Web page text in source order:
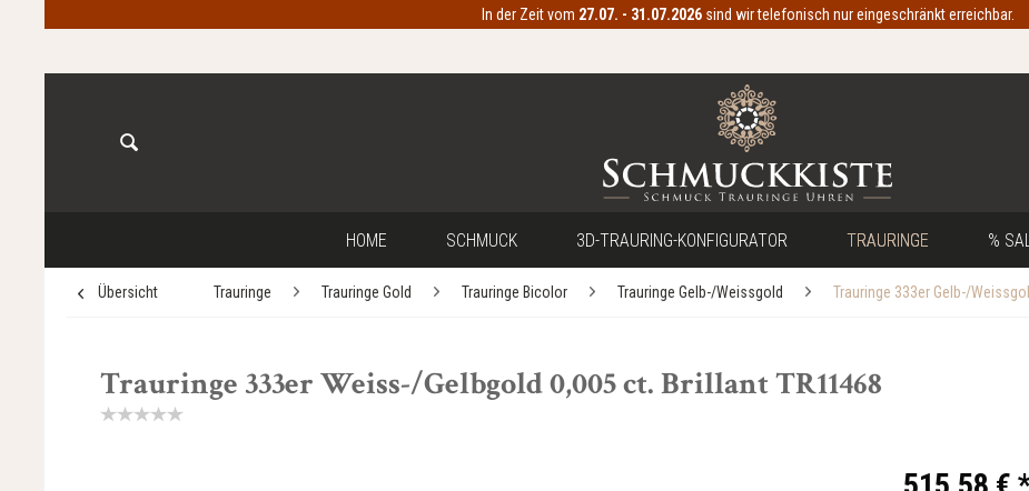
In der Zeit vom 27.07. - 31.07.2026 sind wir telefonisch nur eingeschränkt erreichbar.
HOME SCHMUCK 3D-TRAURING-KONFIGURATOR TRAURINGE %
Übersicht Trauringe Trauringe Gold Trauringe Bicolor Trauringe Gelb-/Weissgold Trauringe 333er Gelb-/
Trauringe 333er Weiss-/Gelbgold 0,005 ct. Brillant TR11468